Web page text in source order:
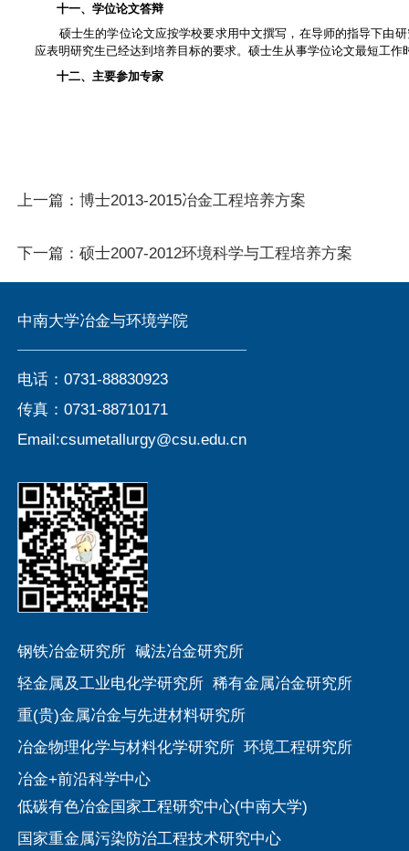
十一、学位论文答辩
硕士生的学位论文应按学校要求用中文撰写，在导师的指导下由
应表明研究生已经达到培养目标的要求。硕士生从事学位论文最短工作
十二、主要参加专家
上一篇：博士2013-2015冶金工程培养方案
下一篇：硕士2007-2012环境科学与工程培养方案
中南大学冶金与环境学院
电话：0731-88830923
传真：0731-88710171
Email:csumetallurgy@csu.edu.cn
钢铁冶金研究所 碱法冶金研究所
轻金属及工业电化学研究所 稀有金属冶金研究所
重(贵)金属冶金与先进材料研究所
冶金物理化学与材料化学研究所 环境工程研究所
冶金+前沿科学中心
低碳有色冶金国家工程研究中心(中南大学)
国家重金属污染防治工程技术研究中心